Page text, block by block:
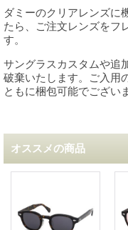
ダミーのクリアレンズに
たら、ご注文レンズをフ
す。
サングラスカスタムや追
破棄いたします。ご入用
ともに梱包可能でござい
オススメの商品